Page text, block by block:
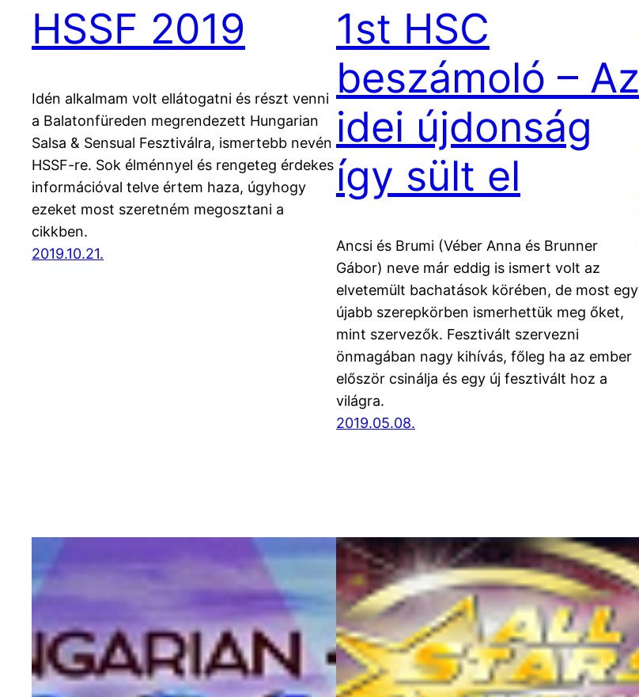
HSSF 2019
Idén alkalmam volt ellátogatni és részt venni
a Balatonfüreden megrendezett Hungarian
Salsa & Sensual Fesztiválra, ismertebb nevén
HSSF-re. Sok élménnyel és rengeteg érdekes
információval telve értem haza, úgyhogy
ezeket most szeretném megosztani a
cikkben.
2019.10.21.
1st HSC
beszámoló – Az
idei újdonság
így sült el
Ancsi és Brumi (Véber Anna és Brunner
Gábor) neve már eddig is ismert volt az
elvetemült bachatások körében, de most egy
újabb szerepkörben ismerhettük meg őket,
mint szervezők. Fesztivált szervezni
önmagában nagy kihívás, főleg ha az ember
először csinálja és egy új fesztivált hoz a
világra.
2019.05.08.